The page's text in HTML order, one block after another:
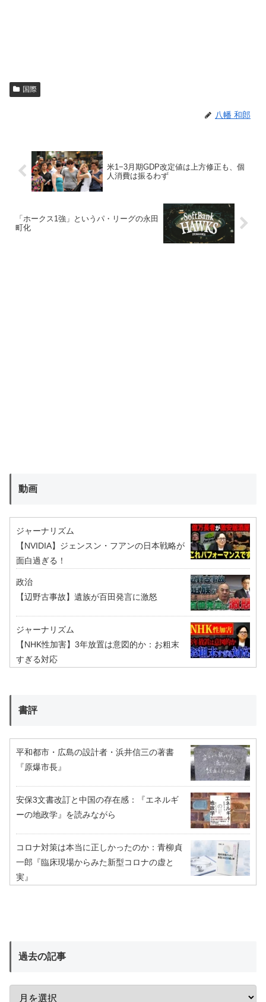
国際
八幡 和郎
米1−3月期GDP改定値は上方修正も、個
人消費は振るわず
「ホークス1強」というパ・リーグの永田
町化
動画
ジャーナリズム
【NVIDIA】ジェンスン・フアンの日本戦略が
面白過ぎる！
政治
【辺野古事故】遺族が百田発言に激怒
ジャーナリズム
【NHK性加害】3年放置は意図的か：お粗末
すぎる対応
書評
平和都市・広島の設計者・浜井信三の著書
『原爆市長』
安保3文書改訂と中国の存在感：『エネルギ
ーの地政学』を読みながら
コロナ対策は本当に正しかったのか：青柳貞
一郎『臨床現場からみた新型コロナの虚と
実』
過去の記事